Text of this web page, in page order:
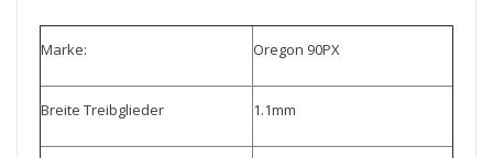
Marke: Oregon 90PX
Breite Treibglieder 1.1mm